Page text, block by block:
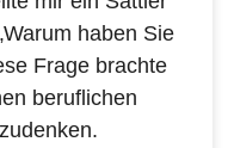
haben Sie
Frage brachte
beruflichen